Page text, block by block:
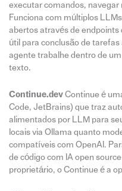
executar comandos, navegar
Funciona com múltiplos
abertos através de endpoints
útil para conclusão de
agente trabalhe dentro de
texto.
Continue.devContinue é
Code, JetBrains) que traz
alimentados por LLM para
locais via Ollama quanto
compatíveis com OpenAI.
de código com IA open
proprietário, o Continue é a